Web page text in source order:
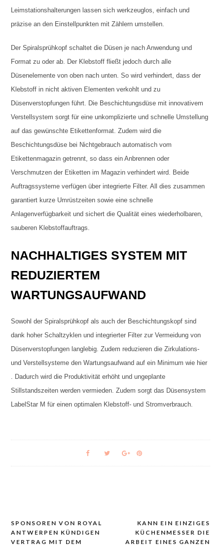
Leimstationshalterungen lassen sich werkzeuglos, einfach und
präzise an den Einstellpunkten mit Zählern umstellen.
Der Spiralsprühkopf schaltet die Düsen je nach Anwendung und
Format zu oder ab. Der Klebstoff fließt jedoch durch alle
Düsenelemente von oben nach unten. So wird verhindert, dass der
Klebstoff in nicht aktiven Elementen verkohlt und zu
Düsenverstopfungen führt. Die Beschichtungsdüse mit innovativem
Verstellsystem sorgt für eine unkomplizierte und schnelle Umstellung
auf das gewünschte Etikettenformat. Zudem wird die
Beschichtungsdüse bei Nichtgebrauch automatisch vom
Etikettenmagazin getrennt, so dass ein Anbrennen oder
Verschmutzen der Etiketten im Magazin verhindert wird. Beide
Auftragssysteme verfügen über integrierte Filter. All dies zusammen
garantiert kurze Umrüstzeiten sowie eine schnelle
Anlagenverfügbarkeit und sichert die Qualität eines wiederholbaren,
sauberen Klebstoffauftrags.
NACHHALTIGES SYSTEM MIT
REDUZIERTEM
WARTUNGSAUFWAND
Sowohl der Spiralsprühkopf als auch der Beschichtungskopf sind
dank hoher Schaltzyklen und integrierter Filter zur Vermeidung von
Düsenverstopfungen langlebig. Zudem reduzieren die Zirkulations-
und Verstellsysteme den Wartungsaufwand auf ein Minimum wie hier
. Dadurch wird die Produktivität erhöht und ungeplante
Stillstandszeiten werden vermieden. Zudem sorgt das Düsensystem
LabelStar M für einen optimalen Klebstoff- und Stromverbrauch.
Beitrags-
Navigation
SPONSOREN VON ROYAL
ANTWERPEN KÜNDIGEN
VERTRAG MIT DEM
KANN EIN EINZIGES
KÜCHENMESSER DIE
ARBEIT EINES GANZEN